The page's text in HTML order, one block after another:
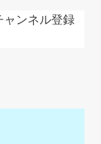
ャンネル登録